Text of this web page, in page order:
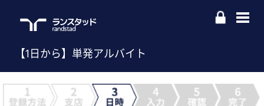
【1日から】単発アルバイト